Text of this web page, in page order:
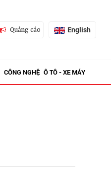
Quảng cáo English
CÔNG NGHỆ Ô TÔ - XE MÁY